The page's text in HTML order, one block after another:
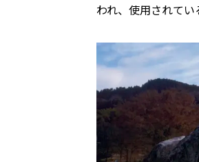
われ、使用されてい